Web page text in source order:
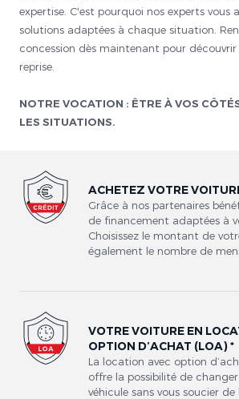
expertise. C'est pourquoi nos experts vous
solutions adaptées à chaque situation.
concession dès maintenant pour
reprise.
NOTRE VOCATION : ÊTRE À VOS
LES SITUATIONS.
ACHETEZ VOTRE
Grâce à nos partenaires
de financement adaptées à
Choisissez le montant de
également le nombre de
VOTRE VOITURE EN
OPTION D’ACHAT (LOA) *
La location avec option
offre la possibilité de
véhicule sans vous soucier